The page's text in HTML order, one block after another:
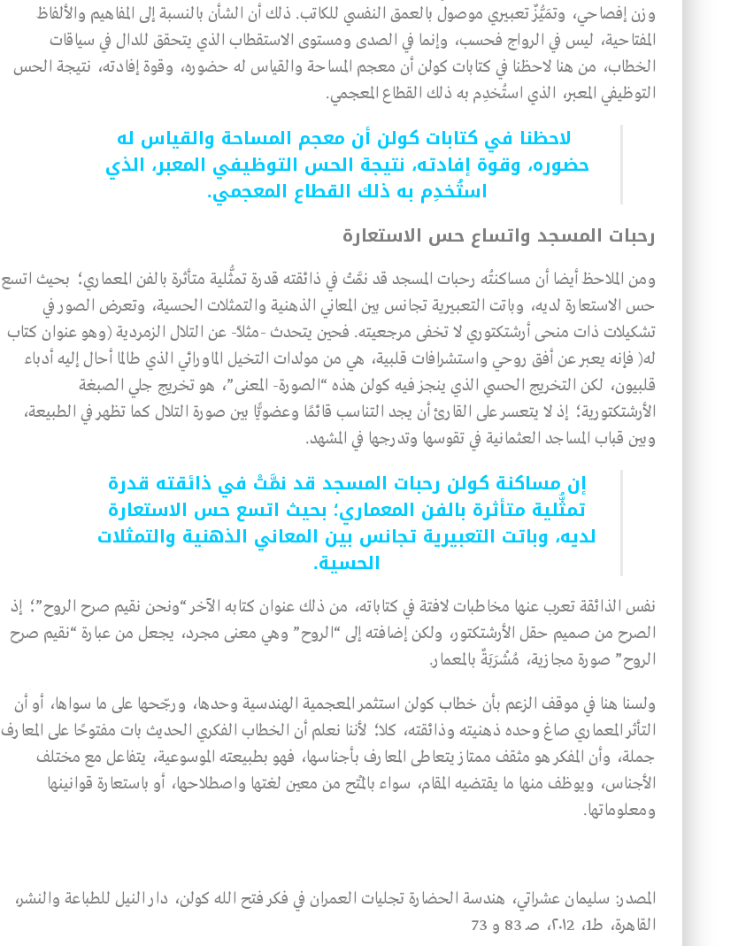
وزن إفصاحي، وتمَيُّزٌ تعبيري موصول بالعمق النفسي للكاتب. ذلك أن الشأن بالنسبة إلى المفاهيم والألفاظ
المفتاحية، ليس في الرواج فحسب، وإنما في الصدى ومستوى الاستقطاب الذي يتحقق للدال في سياقات
الخطاب، من هنا لاحظنا في كتابات كولن أن معجم المساحة والقياس له حضوره، وقوة إفادته، نتيجة الحس
التوظيفي المعبر، الذي استُخدِم به ذلك القطاع المعجمي.
لاحظنا في كتابات كولن أن معجم المساحة والقياس له
حضوره، وقوة إفادته، نتيجة الحس التوظيفي المعبر، الذي
استُخدِم به ذلك القطاع المعجمي.
رحبات المسجد واتساع حس الاستعارة
ومن الملاحظ أيضا أن مساكنتُه رحبات المسجد قد نمَّتْ في ذائقته قدرة تمثُّلية متأثرة بالفن المعماري؛ بحيث اتسع
حس الاستعارة لديه، وباتت التعبيرية تجانس بين المعاني الذهنية والتمثلات الحسية، وتعرض الصور في
تشكيلات ذات منحى أرشتكتوري لا تخفى مرجعيته. فحين يتحدث -مثلاً- عن التلال الزمردية (وهو عنوان كتاب
له( فإنه يعبر عن أفق روحي واستشرافات قلبية، هي من مولدات التخيل الماورائي الذي طالما أحال إليه أدباء
قلبيون، لكن التخريج الحسي الذي ينجز فيه كولن هذه “الصورة- المعنى”، هو تخريج جلي الصبغة
الأرشتكتورية؛ إذ لا يتعسر على القارئ أن يجد التناسب قائمًا وعضويًّا بين صورة التلال كما تظهر في الطبيعة،
وبين قباب المساجد العثمانية في تقوسها وتدرجها في المشهد.
إن مساكنة كولن رحبات المسجد قد نمَّتْ في ذائقته قدرة
تمثُّلية متأثرة بالفن المعماري؛ بحيث اتسع حس الاستعارة
لديه، وباتت التعبيرية تجانس بين المعاني الذهنية والتمثلات
الحسية.
نفس الذائقة تعرب عنها مخاطبات لافتة في كتاباته، من ذلك عنوان كتابه الآخر “ونحن نقيم صرح الروح”؛ إذ
الصرح من صميم حقل الأرشتكتور، ولكن إضافته إلى “الروح” وهي معنى مجرد، يجعل من عبارة “نقيم صرح
الروح” صورة مجازية، مُشْرَبَةٌ بالمعمار.
ولسنا هنا في موقف الزعم بأن خطاب كولن استثمر المعجمية الهندسية وحدها، ورجّحها على ما سواها، أو أن
التأثر المعماري صاغ وحده ذهنيته وذائقته، كلا؛ لأننا نعلم أن الخطاب الفكري الحديث بات مفتوحًا على المعارف
جملة، وأن المفكر هو مثقف ممتاز يتعاطى المعارف بأجناسها، فهو بطبيعته الموسوعية، يتفاعل مع مختلف
الأجناس، ويوظف منها ما يقتضيه المقام، سواء بالمَتْح من معين لغتها واصطلاحها، أو باستعارة قوانينها
ومعلوماتها.
المصدر: سليمان عشراتي، هندسة الحضارة تجليات العمران في فكر فتح الله كولن، دار النيل للطباعة والنشر،
القاهرة، طـ1، ٢٠١2، صـ 83 و 73